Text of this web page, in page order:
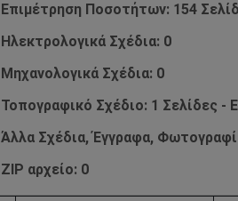
Επιμέτρηση Ποσοτήτων: 154
Ηλεκτρολογικά Σχέδια: 0
Μηχανολογικά Σχέδια: 0
Τοπογραφικό Σχέδιο: 1 Σελίδες -
Άλλα Σχέδια, Έγγραφα,
ZIP αρχείο: 0